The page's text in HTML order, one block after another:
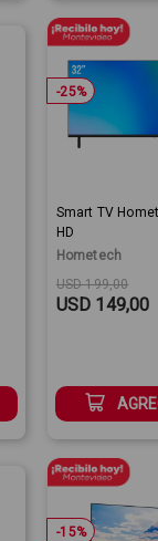
Smart TV
HD
Hometech
Original
USD 199,00
Sale Price:
USD 149,00
-25%
-15%